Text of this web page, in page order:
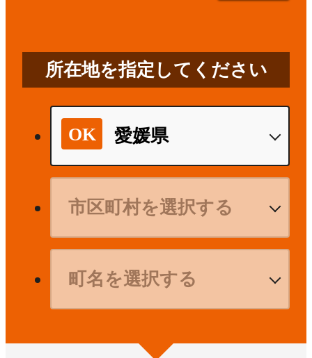
所在地を指定してください